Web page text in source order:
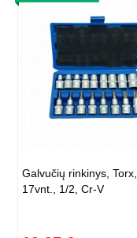
Galvučių rinkinys, Torx,
17vnt., 1/2, Cr-V